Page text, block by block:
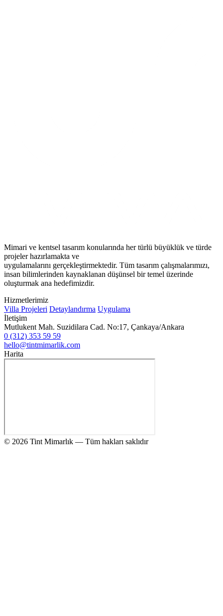
Mimari ve kentsel tasarım konularında her türlü büyüklük ve türde
projeler hazırlamakta ve
uygulamalarını gerçekleştirmektedir. Tüm tasarım çalışmalarımızı,
insan bilimlerinden kaynaklanan düşünsel bir temel üzerinde
oluşturmak ana hedefimizdir.
Hizmetlerimiz
Villa Projeleri Detaylandırma Uygulama
İletişim
Mutlukent Mah. Suzidilara Cad. No:17, Çankaya/Ankara
0 (312) 353 59 59
hello@tintmimarlik.com
Harita
© 2026 Tint Mimarlık — Tüm hakları saklıdır